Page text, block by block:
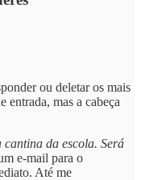
ou deletar os mais
entrada, mas a cabeça
da escola. Será
e-mail para o
Até me